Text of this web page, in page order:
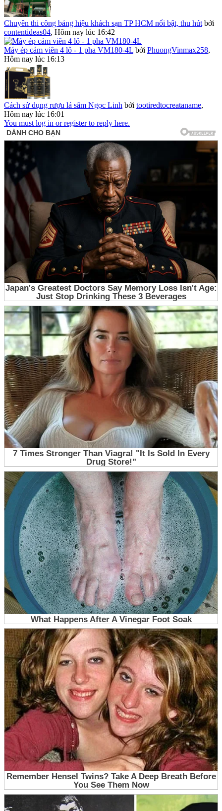
Chuyên thi công bảng hiệu khách sạn TP HCM nổi bật, thu hút bởi
contentideas04, Hôm nay lúc 16:42
Máy ép cám viên 4 lô - 1 pha VM180-4L bởi PhuongVinmax258,
Hôm nay lúc 16:13
Cách sử dụng rượu lá sâm Ngọc Linh bởi tootiredtocreataname,
Hôm nay lúc 16:01
You must log in or register to reply here.